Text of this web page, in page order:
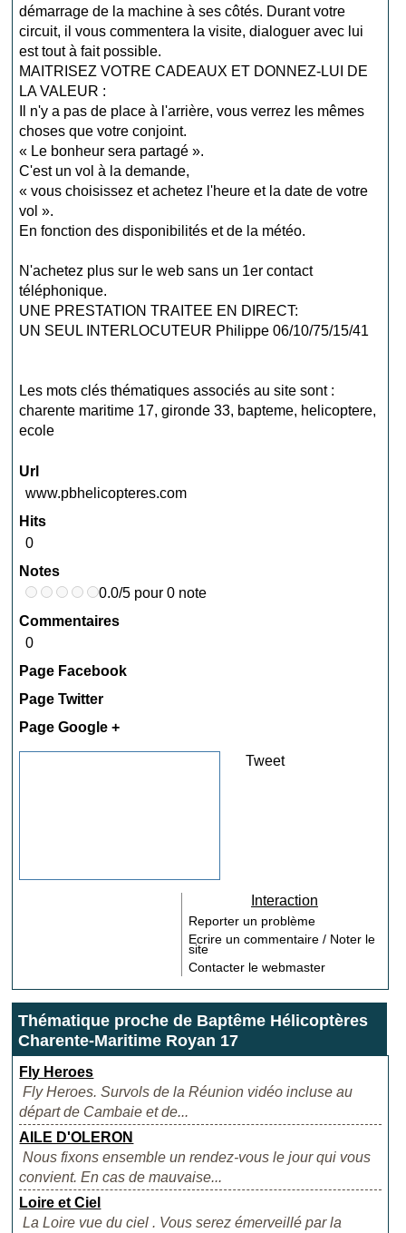
démarrage de la machine à ses côtés. Durant votre
circuit, il vous commentera la visite, dialoguer avec lui
est tout à fait possible.
MAITRISEZ VOTRE CADEAUX ET DONNEZ-LUI DE
LA VALEUR :
Il n'y a pas de place à l'arrière, vous verrez les mêmes
choses que votre conjoint.
« Le bonheur sera partagé ».
C'est un vol à la demande,
« vous choisissez et achetez l'heure et la date de votre
vol ».
En fonction des disponibilités et de la météo.
N'achetez plus sur le web sans un 1er contact
téléphonique.
UNE PRESTATION TRAITEE EN DIRECT:
UN SEUL INTERLOCUTEUR Philippe 06/10/75/15/41
Les mots clés thématiques associés au site sont :
charente maritime 17,gironde 33, bapteme, helicoptere,
ecole
Url
www.pbhelicopteres.com
Hits
0
Notes
0.0/5 pour 0 note
Commentaires
0
Page Facebook
Page Twitter
Page Google +
Tweet
Interaction
Reporter un problème
Ecrire un commentaire / Noter le
site
Contacter le webmaster
Thématique proche de Baptême Hélicoptères
Charente-Maritime Royan 17
Fly Heroes
Fly Heroes. Survols de la Réunion vidéo incluse au
départ de Cambaie et de...
AILE D'OLERON
Nous fixons ensemble un rendez-vous le jour qui vous
convient. En cas de mauvaise...
Loire et Ciel
La Loire vue du ciel . Vous serez émerveillé par la